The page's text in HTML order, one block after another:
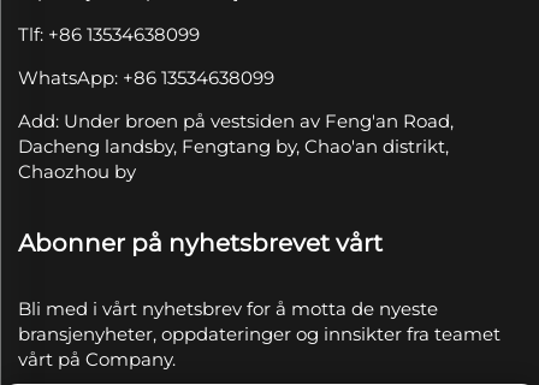
Tlf: +86 13534638099
WhatsApp: +86 13534638099
Add: Under broen på vestsiden av Feng'an Road,
Dacheng landsby, Fengtang by, Chao'an distrikt,
Chaozhou by
Abonner på nyhetsbrevet vårt
Bli med i vårt nyhetsbrev for å motta de nyeste
bransjenyheter, oppdateringer og innsikter fra teamet
vårt på Company.